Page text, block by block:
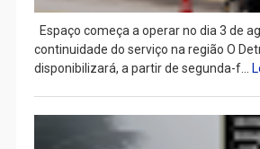
Espaço começa a operar no dia 3 de
continuidade do serviço na região O
disponibilizará, a partir de segunda-f...